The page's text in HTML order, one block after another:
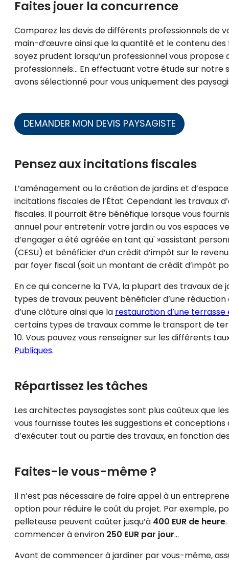
Faites jouer la concurrence
Comparez les devis de différents professionnels de
main-d’œuvre ainsi que la quantité et le contenu
soyez prudent lorsqu’un professionnel vous
professionnels… En effectuant votre étude sur notre
avons sélectionné pour vous uniquement des
DEMANDER MON DEVIS PAYSAGISTE
Pensez aux incitations fiscales
L’aménagement ou la création de jardins et
incitations fiscales de l’État. Cependant les travaux
fiscales. Il pourrait être bénéfique lorsque vous
annuel pour entretenir votre jardin ou vos espaces
d’engager a été agréée en tant qu' »assistant
(CESU) et bénéficier d’un crédit d’impôt sur le
par foyer fiscal (soit un montant de crédit d’impôt
En ce qui concerne la TVA, la plupart des travaux
types de travaux peuvent bénéficier d’une
d’une clôture ainsi que la restauration d’une
certains types de travaux comme le transport de
10. Vous pouvez vous renseigner sur les différents
Publiques.
Répartissez les tâches
Les architectes paysagistes sont plus coûteux que
vous fournisse toutes les suggestions et
d’exécuter tout ou partie des travaux, en fonction
Faites-le vous-même ?
Il n’est pas nécessaire de faire appel à un
option pour réduire le coût du projet. Par exemple,
pelleteuse peuvent coûter jusqu’à 400 EUR de heure
commencer à environ 250 EUR par jour…
Avant de commencer à jardiner par vous-même,